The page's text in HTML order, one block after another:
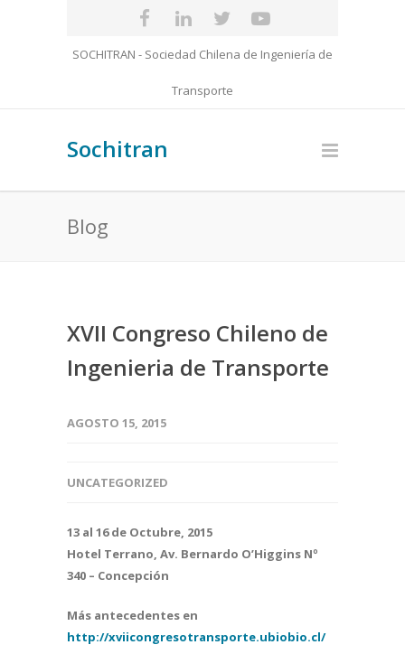
SOCHITRAN - Sociedad Chilena de Ingeniería de
Transporte
Sochitran
Blog
XVII Congreso Chileno de
Ingenieria de Transporte
AGOSTO 15, 2015
UNCATEGORIZED
13 al 16 de Octubre, 2015
Hotel Terrano, Av. Bernardo O’Higgins Nº
340 – Concepción
Más antecedentes en
http://xviicongresotransporte.ubiobio.cl/